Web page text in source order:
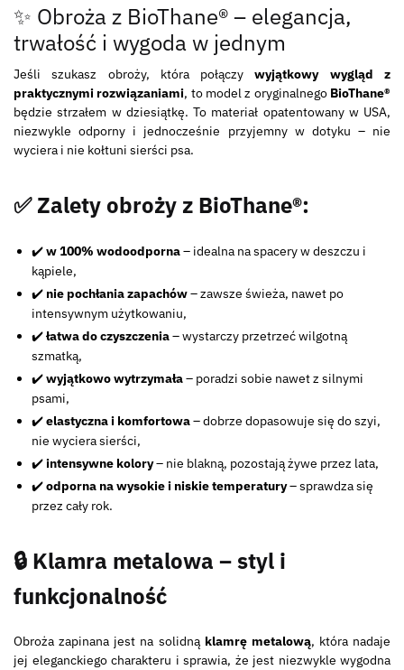
✨ Obroża z BioThane® – elegancja,
trwałość i wygoda w jednym
Jeśli szukasz obroży, która połączywyjątkowy wygląd z
praktycznymi rozwiązaniami, to model z oryginalnego BioThane®
będzie strzałem w dziesiątkę. To materiał opatentowany w USA,
niezwykle odporny i jednocześnie przyjemny w dotyku – nie
wyciera i nie kołtuni sierści psa.
✅ Zalety obroży z BioThane®:
✔️w 100% wodoodporna– idealna na spacery w deszczu i
kąpiele,
✔️ nie pochłania zapachów– zawsze świeża, nawet po
intensywnym użytkowaniu,
✔️łatwa do czyszczenia– wystarczy przetrzeć wilgotną
szmatką,
✔️wyjątkowo wytrzymała– poradzi sobie nawet z silnymi
psami,
✔️elastyczna i komfortowa– dobrze dopasowuje się do szyi,
nie wyciera sierści,
✔️intensywne kolory– nie blakną, pozostają żywe przez lata,
✔️odporna na wysokie i niskie temperatury– sprawdza się
przez cały rok.
🔒 Klamra metalowa – styl i
funkcjonalność
Obroża zapinana jest na solidną klamrę metalową, która nadaje
jej eleganckiego charakteru i sprawia, że jest niezwykle wygodna